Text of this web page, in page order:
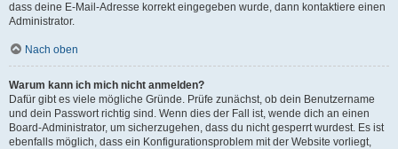
dass deine E-Mail-Adresse korrekt eingegeben wurde, dann kontaktiere einen
Administrator.
Nach oben
Warum kann ich mich nicht anmelden?
Dafür gibt es viele mögliche Gründe. Prüfe zunächst, ob dein Benutzername
und dein Passwort richtig sind. Wenn dies der Fall ist, wende dich an einen
Board-Administrator, um sicherzugehen, dass du nicht gesperrt wurdest. Es ist
ebenfalls möglich, dass ein Konfigurationsproblem mit der Website vorliegt,